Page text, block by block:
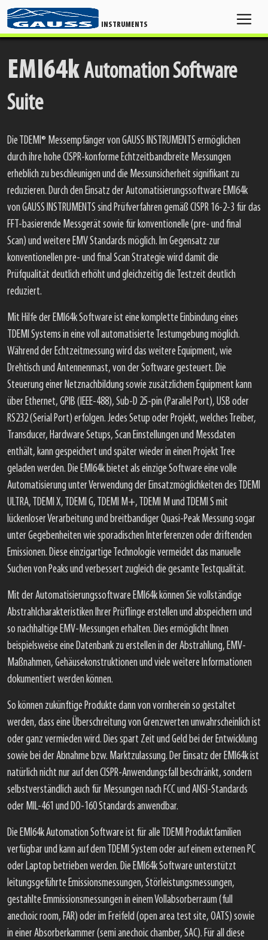
INSTRUMENTS
EMI64kAutomation Software
Suite
Die TDEMI® Messempfänger von GAUSS INSTRUMENTS ermöglichen
durch ihre hohe CISPR-konforme Echtzeitbandbreite Messungen
erheblich zu beschleunigen und die Messunsicherheit signifikant zu
reduzieren. Durch den Einsatz der Automatisierungssoftware EMI64k
von GAUSS INSTRUMENTS sind Prüfverfahren gemäß CISPR 16-2-3 für das
FFT-basierende Messgerät sowie für konventionelle (pre- und final
Scan) und weitere EMV Standards möglich. Im Gegensatz zur
konventionellen pre- und final Scan Strategie wird damit die
Prüfqualität deutlich erhöht und gleichzeitig die Testzeit deutlich
reduziert.
Mit Hilfe der EMI64k Software ist eine komplette Einbindung eines
TDEMI Systems in eine voll automatisierte Testumgebung möglich.
Während der Echtzeitmessung wird das weitere Equipment, wie
Drehtisch und Antennenmast, von der Software gesteuert. Die
Steuerung einer Netznachbildung sowie zusätzlichem Equipment kann
über Ethernet, GPIB (IEEE-488), Sub-D 25-pin (Parallel Port), USB oder
RS232 (Serial Port) erfolgen. Jedes Setup oder Projekt, welches Treiber,
Transducer, Hardware Setups, Scan Einstellungen und Messdaten
enthält, kann gespeichert und später wieder in einen Projekt Tree
geladen werden. Die EMI64k bietet als einzige Software eine volle
Automatisierung unter Verwendung der Einsatzmöglichkeiten des TDEMI
ULTRA, TDEMI X, TDEMI G, TDEMI M+, TDEMI M und TDEMI S mit
lückenloser Verarbeitung und breitbandiger Quasi-Peak Messung sogar
unter Gegebenheiten wie sporadischen Interferenzen oder driftenden
Emissionen. Diese einzigartige Technologie vermeidet das manuelle
Suchen von Peaks und verbessert zugleich die gesamte Testqualität.
Mit der Automatisierungssoftware EMI64k können Sie vollständige
Abstrahlcharakteristiken Ihrer Prüflinge erstellen und abspeichern und
so nachhaltige EMV-Messungen erhalten. Dies ermöglicht Ihnen
beispielsweise eine Datenbank zu erstellen in der Abstrahlung, EMV-
Maßnahmen, Gehäusekonstruktionen und viele weitere Informationen
dokumentiert werden können.
So können zukünftige Produkte dann von vornherein so gestaltet
werden, dass eine Überschreitung von Grenzwerten unwahrscheinlich ist
oder ganz vermieden wird. Dies spart Zeit und Geld bei der Entwicklung
sowie bei der Abnahme bzw. Marktzulassung. Der Einsatz der EMI64k ist
natürlich nicht nur auf den CISPR-Anwendungsfall beschränkt, sondern
selbstverständlich auch für Messungen nach FCC und ANSI-Standards
oder MIL-461 und DO-160 Standards anwendbar.
Die EMI64k Automation Software ist für alle TDEMI Produktfamilien
verfügbar und kann auf dem TDEMI System oder auf einem externen PC
oder Laptop betrieben werden. Die EMI64k Software unterstützt
leitungsgeführte Emissionsmessungen, Störleistungsmessungen,
gestahlte Emmissionsmessungen in einem Vollabsorberraum (full
anechoic room, FAR) oder im Freifeld (open area test site, OATS) sowie
in einer Absorberkammer (semi anechoic chamber, SAC). Für all diese